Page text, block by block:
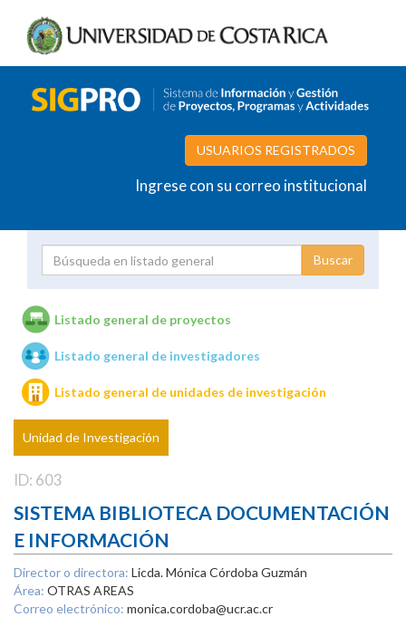
USUARIOS REGISTRADOS
Ingrese con su correo institucional
Unidades de investigación
Listado general de proyectos
Listado general de investigadores
Listado general de unidades de investigación
Unidad de Investigación
ID: 603
SISTEMA BIBLIOTECA DOCUMENTACIÓN
E INFORMACIÓN
Director o directora: Licda. Mónica Córdoba Guzmán
Área: OTRAS AREAS
Correo electrónico: monica.cordoba@ucr.ac.cr